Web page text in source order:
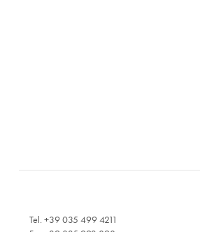
Tel. +39 035 499 4211